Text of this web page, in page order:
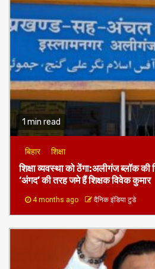
1 min read
बिहार शिक्षा
शिक्षा व्यवस्था को ठेंगा:अलीगंज ब्लॉक की
‘अंगद’ की तरह जमे हैं शिक्षक विवेक कुमार
4 months ago दैनिक इंडिया टुडे